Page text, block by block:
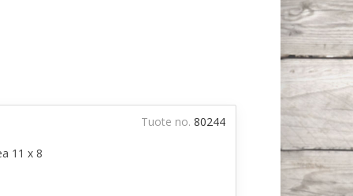
11 x 8
Tuote no. 80244